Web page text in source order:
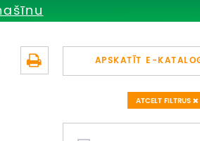
IMPRO KONKURSI
PIRMSLĪGUMA
KLIENTA LĪGUMS,
CEĻOJUMU
ATSAUKSMES PAR
APSKATĪT E-
ATCELT FILTRUS